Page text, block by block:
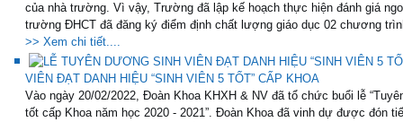
của nhà trường. Vì vậy, Trường đã lập kế hoạch thực hiện đánh giá
trường ĐHCT đã đăng ký điểm định chất lượng giáo dục 02 chương
>> Xem chi tiết....
VIÊN ĐẠT DANH HIỆU “SINH VIÊN 5 TỐT” CẤP KHOA
Vào ngày 20/02/2022, Đoàn Khoa KHXH & NV đã tổ chức buổi lễ
tốt cấp Khoa năm học 2020 - 2021”. Đoàn Khoa đã vinh dự được đón